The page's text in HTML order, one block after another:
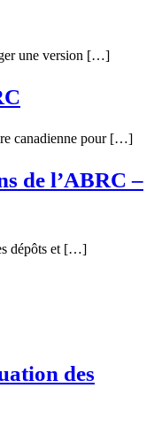
une version […]
canadienne pour […]
de l’ABRC –
dépôts et […]
des